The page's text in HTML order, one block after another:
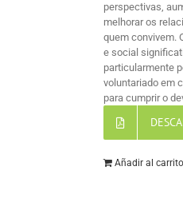
perspectivas,
melhorar os
quem convivem.
e social
particularmente
voluntariado em
para cumprir o
Añadir al carrito